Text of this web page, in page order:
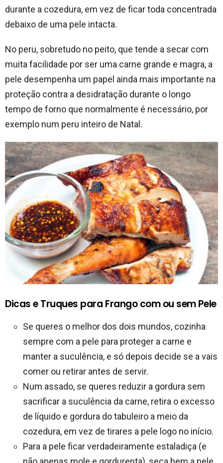
durante a cozedura, em vez de ficar toda concentrada
debaixo de uma pele intacta.
No peru, sobretudo no peito, que tende a secar com
muita facilidade por ser uma carne grande e magra, a
pele desempenha um papel ainda mais importante na
proteção contra a desidratação durante o longo
tempo de forno que normalmente é necessário, por
exemplo num peru inteiro de Natal.
Dicas e Truques para Frango com ou sem Pele
Se queres o melhor dos dois mundos, cozinha
sempre com a pele para proteger a carne e
manter a suculência, e só depois decide se a vais
comer ou retirar antes de servir.
Num assado, se queres reduzir a gordura sem
sacrificar a suculência da carne, retira o excesso
de líquido e gordura do tabuleiro a meio da
cozedura, em vez de tirares a pele logo no início.
Para a pele ficar verdadeiramente estaladiça (e